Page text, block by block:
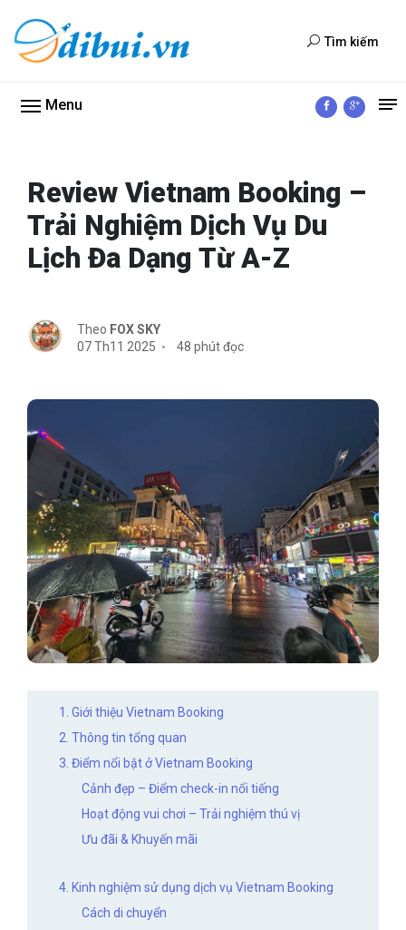
Tìm kiếm
Menu
Review Vietnam Booking –
Trải Nghiệm Dịch Vụ Du
Lịch Đa Dạng Từ A-Z
Theo FOX SKY
07 Th11 2025
48 phút đọc
1. Giới thiệu Vietnam Booking
2. Thông tin tổng quan
3. Điểm nổi bật ở Vietnam Booking
Cảnh đẹp – Điểm check-in nổi tiếng
Hoạt động vui chơi – Trải nghiệm thú vị
Ưu đãi & Khuyến mãi
4. Kinh nghiệm sử dụng dịch vụ Vietnam Booking
Cách di chuyển